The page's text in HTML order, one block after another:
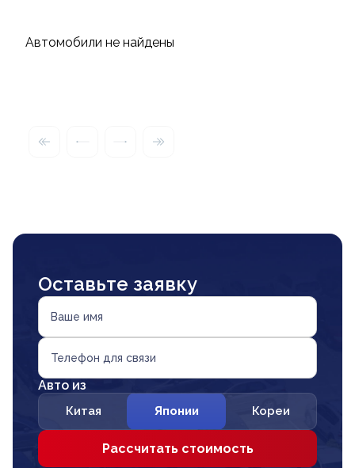
Автомобили не найдены
Оставьте заявку
Ваше имя
Телефон для связи
Авто из
Китая Японии Кореи
Рассчитать стоимость